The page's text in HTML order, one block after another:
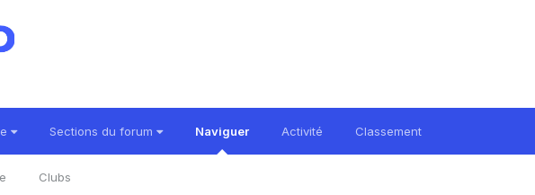
Sections du forum Naviguer
Clubs
Activité Classement